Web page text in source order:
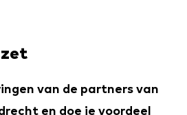
zet
van de partners van
en doe je voordeel